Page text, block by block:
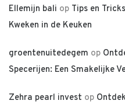
Ellemijn bali op Tips en
Kweken in de Keuken
groentenuitedegem op
Specerijen: Een Smakelijke
Zehra pearl invest op